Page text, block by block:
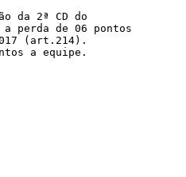
da 2ª CD do
perda de 06 pontos
(art.214).
a equipe.